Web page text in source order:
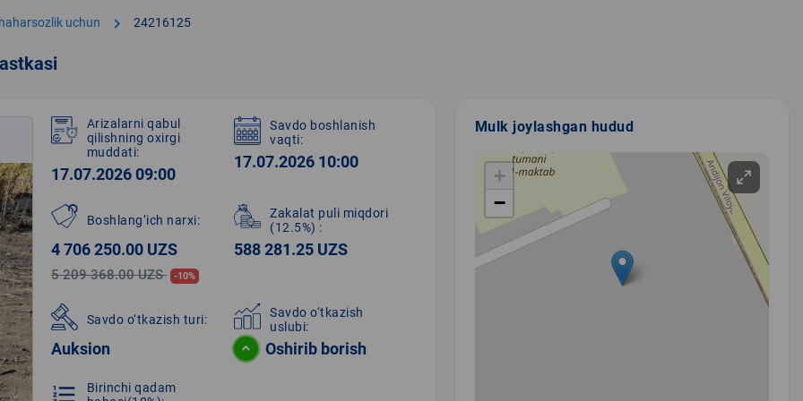
uchun chevron_right 24216125
Arizalarni qabul
qilishning oxirgi
muddati:
17.07.2026 09:00
Savdo boshlanish
vaqti:
17.07.2026 10:00
Boshlang‘ich narxi:
4 706 250.00 UZS
5 209 368.00 UZS -10%
Zakalat puli miqdori
(12.5%) :
588 281.25 UZS
Savdo o‘tkazish turi:
Auksion
Savdo o‘tkazish
uslubi:
Oshirib borish
format_list_numbered
Birinchi qadam
Mulk joylashgan hudud
+
−